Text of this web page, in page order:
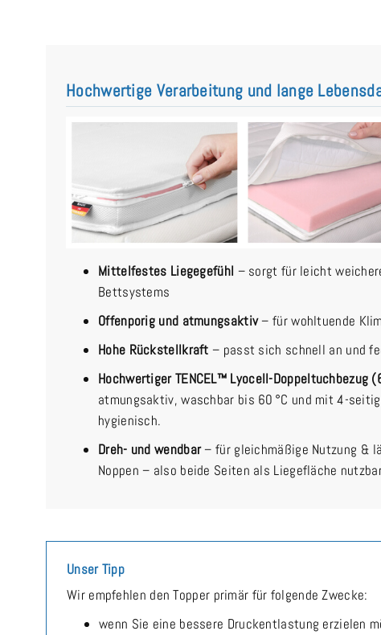
Hochwertige Verarbeitung und lange
Mittelfestes Liegegefühl – sorgt für leicht
Bettsystems
Offenporig und atmungsaktiv– für wohltuende
Hohe Rückstellkraft – passt sich schnell an und
Hochwertiger TENCEL™ Lyocell-Doppeltuchbezug
atmungsaktiv, waschbar bis 60 °C und mit 4-
hygienisch.
Dreh- und wendbar– für gleichmäßige Nutzung &
Noppen – also beide Seiten als Liegefläche
Unser Tipp
Wir empfehlen den Topper primär für folgende Zwecke:
wenn Sie eine bessere Druckentlastung erzielen